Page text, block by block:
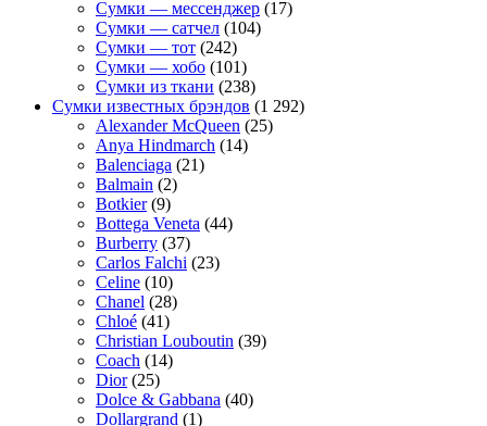
Сумки — мессенджер (17)
Сумки — сатчел (104)
Сумки — тот (242)
Сумки — хобо (101)
Сумки из ткани (238)
Сумки известных брэндов (1 292)
Alexander McQueen (25)
Anya Hindmarch (14)
Balenciaga (21)
Balmain (2)
Botkier(9)
Bottega Veneta (44)
Burberry (37)
Carlos Falchi (23)
Celine (10)
Chanel (28)
Chloé (41)
Christian Louboutin (39)
Coach (14)
Dior(25)
Dolce & Gabbana (40)
Dollargrand (1)